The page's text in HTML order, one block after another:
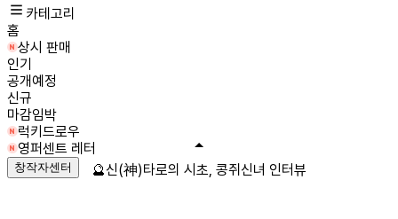
카테고리
홈
상시 판매
인기
공개예정
신규
마감임박
럭키드로우
영퍼센트 레터
창작자센터 🔮신(神)타로의 시초, 콩쥐신녀 인터뷰